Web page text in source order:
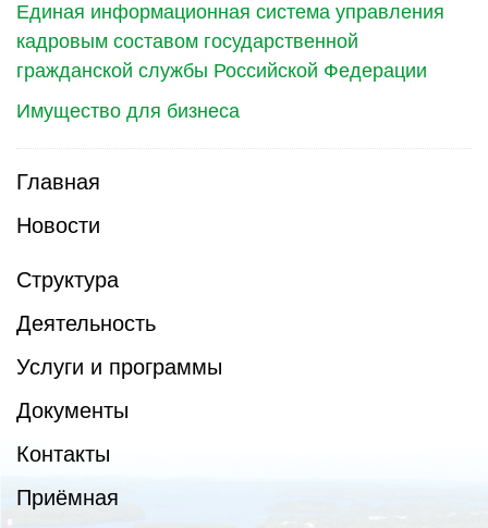
Единая информационная система управления
кадровым составом государственной
гражданской службы Российской Федерации
Имущество для бизнеса
Главная
Новости
Структура
Деятельность
Услуги и программы
Документы
Контакты
Приёмная